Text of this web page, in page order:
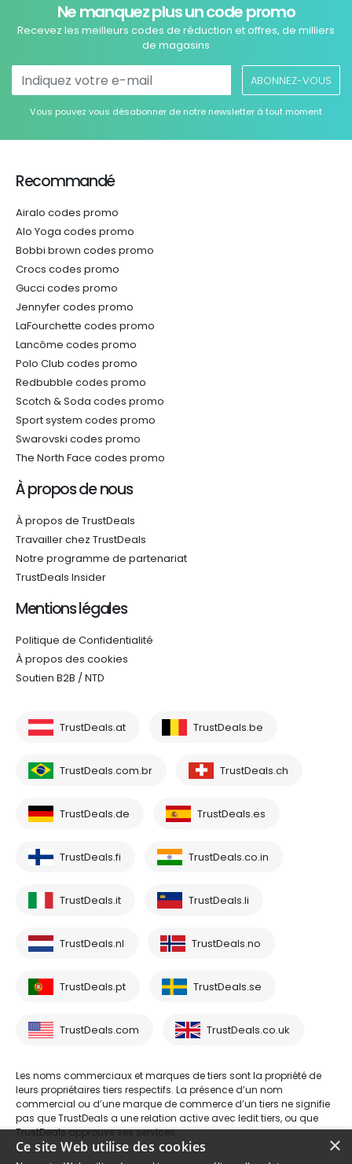
Ne manquez plus un code promo
Recevez les meilleurs codes de réduction et offres, de milliers
de magasins
ABONNEZ-VOUS
Vous pouvez vous désabonner de notre newsletter à tout moment
Recommandé
Airalo codes promo
Alo Yoga codes promo
Bobbi brown codes promo
Crocs codes promo
Gucci codes promo
Jennyfer codes promo
LaFourchette codes promo
Lancôme codes promo
Polo Club codes promo
Redbubble codes promo
Scotch & Soda codes promo
Sport system codes promo
Swarovski codes promo
The North Face codes promo
À propos de nous
À propos de TrustDeals
Travailler chez TrustDeals
Notre programme de partenariat
TrustDeals Insider
Mentions légales
Politique de Confidentialité
À propos des cookies
Soutien B2B / NTD
TrustDeals.at TrustDeals.be
TrustDeals.com.br TrustDeals.ch
TrustDeals.de TrustDeals.es
TrustDeals.fi TrustDeals.co.in
TrustDeals.it TrustDeals.li
TrustDeals.nl TrustDeals.no
TrustDeals.pt TrustDeals.se
TrustDeals.com TrustDeals.co.uk
Les noms commerciaux et marques de tiers sont la propriété de
leurs propriétaires tiers respectifs. La présence d’un nom
commercial ou d’une marque de commerce d’un tiers ne signifie
pas que TrustDeals a une relation active avec ledit tiers, ou que
TrustDeals approuve ses services.
×
Ce site Web utilise des cookies